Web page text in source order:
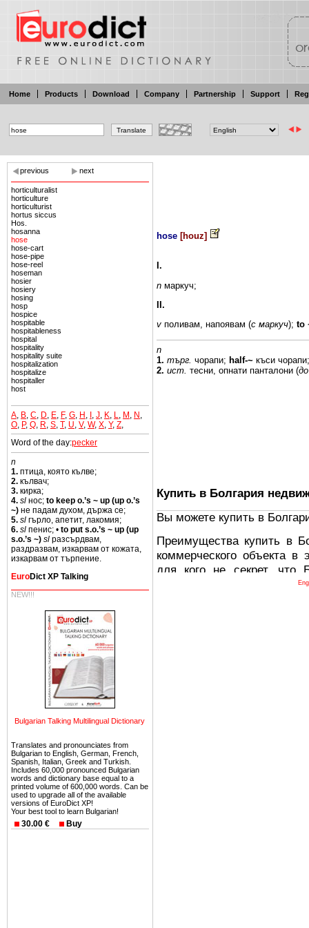
Home Products Download Company Partnership Support
previous next
horticulturalist
horticulture
horticulturist
hortus siccus
Hos.
hosanna
hose
hose-cart
hose-pipe
hose-reel
hoseman
hosier
hosiery
hosing
hosp
hospice
hospitable
hospitableness
hospital
hospitality
hospitality suite
hospitalization
hospitalize
hospitaller
host
A B C D E F, G H I J K L M N
O P, Q R S T, U V, W, X Y, Z
Word of the day:pecker
n
1. птица, която кълве;
2. кълвач;
3. кирка;
4. sl нос; to keep o.’s ~ up (up o.’s
~) не падам духом, държа се;
5. sl гърло, апетит, лакомия;
6. sl пенис; • to put s.o.’s ~ up (up
s.o.’s ~) sl разсърдвам,
раздразвам, изкарвам от кожата,
изкарвам от търпение.
EuroDict XP Talking
NEW!!!
Bulgarian Talking Multilingual Dictionary
Translates and pronounciates from
Bulgarian to English, German, French,
Spanish, Italian, Greek and Turkish.
Includes 60,000 pronounced Bulgarian
words and dictionary base equal to a
printed volume of 600,000 words. Can be
used to upgrade all of the available
versions of EuroDict XP!
Your best tool to learn Bulgarian!
30.00 € Buy
hose [houz]
I.
n маркуч;
II.
v поливам, напоявам (с маркуч); to
n
1. търг. чорапи; half-~ къси
2. ист. тесни, опнати панталони (
Купить в Болгария
Вы можете купить в
Преимущества купить в
коммерческого объекта
для кого не секрет, что
древних и прекрасных